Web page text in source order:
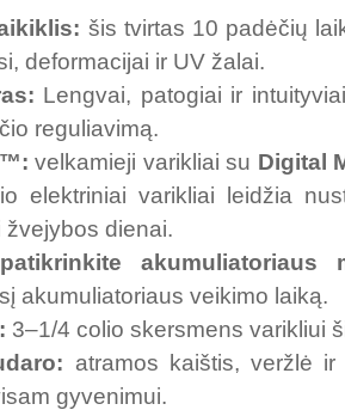
šis tvirtas 10 padėčių
deformacijai ir UV žalai.
Lengvai, patogiai ir
reguliavimą.
velkamieji varikliai su Digital
elektriniai varikliai leidžia
žvejybos dienai.
akumuliatoriaus
akumuliatoriaus veikimo laiką.
3–1/4 colio skersmens varikliui
atramos kaištis, veržlė
gyvenimui.